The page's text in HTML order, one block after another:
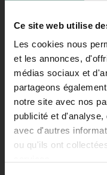
Ce site web utilise
Les cookies nous
et les annonces,
médias sociaux et
partageons
notre site avec nos
publicité et
avec d'autres
ou qu'ils ont